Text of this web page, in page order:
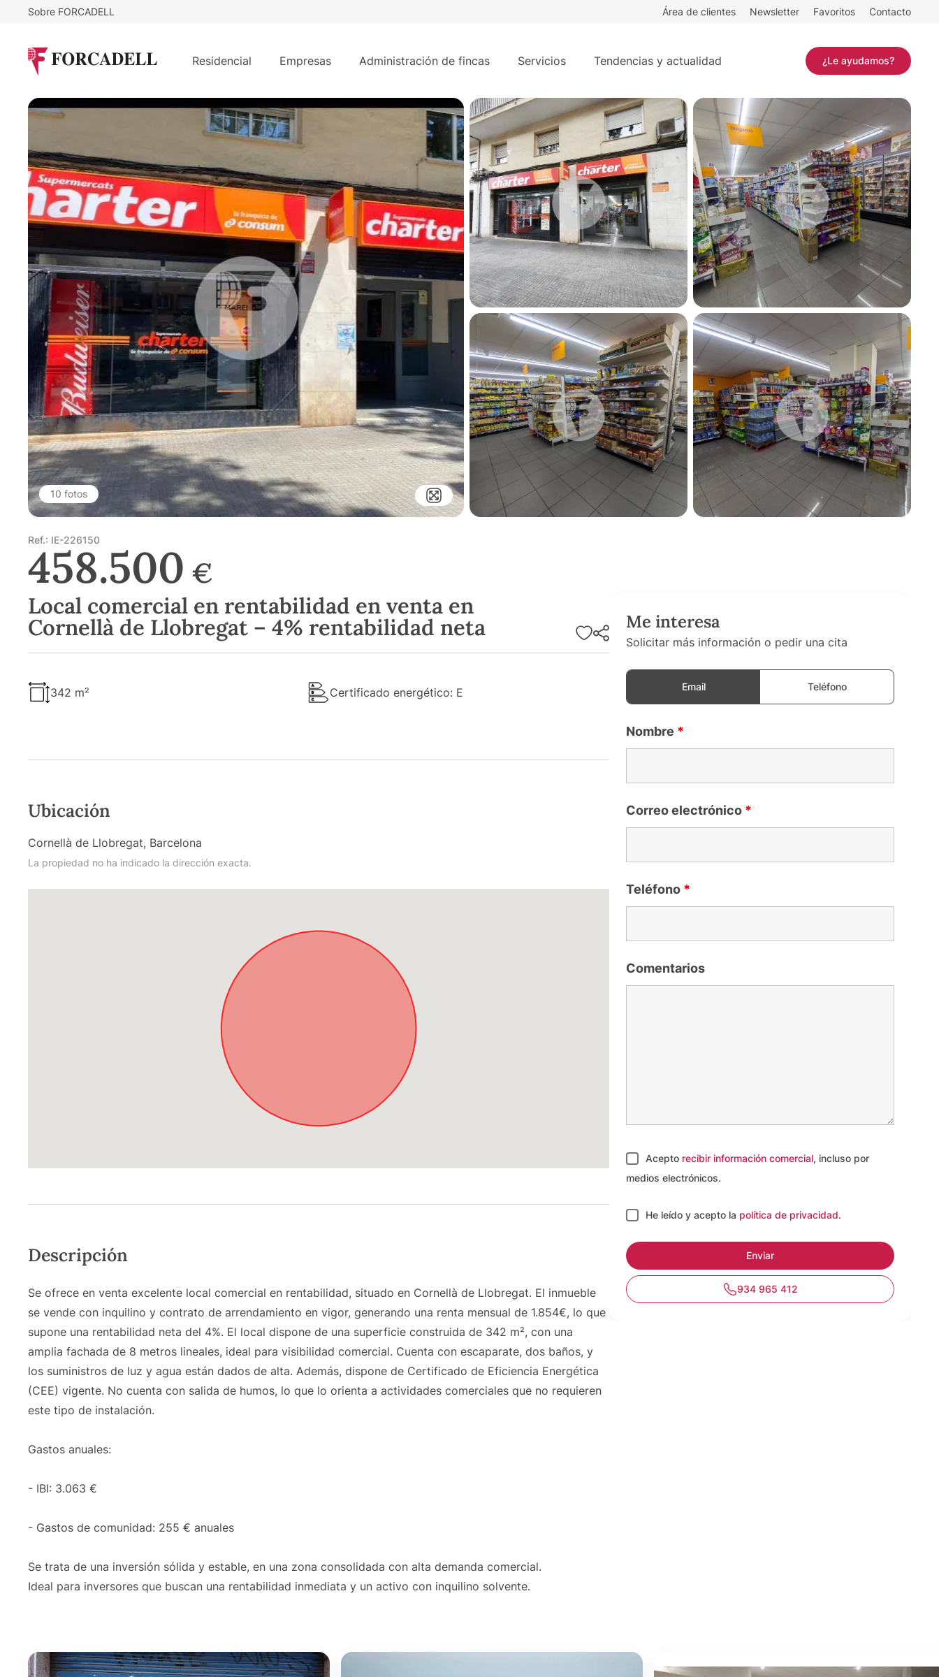
Sobre FORCADELL Área de clientes Newsletter Favoritos Contacto
Residencial Empresas Administración de fincas Servicios Tendencias y actualidad ¿Le ayudamos?
Local comercial en rentabilidad en venta en Cornellà de Llobregat – 4% rentabilidad neta
10 fotos
Ref.: IE-226150
458.500 €
Local comercial en rentabilidad en venta en
Cornellà de Llobregat – 4% rentabilidad neta
342 m² Certificado energético: E
Ubicación
Cornellà de Llobregat, Barcelona
La propiedad no ha indicado la dirección exacta.
Descripción
Se ofrece en venta excelente local comercial en rentabilidad, situado en Cornellà de Llobregat. El inmueble
se vende con inquilino y contrato de arrendamiento en vigor, generando una renta mensual de 1.854€, lo que
supone una rentabilidad neta del 4%. El local dispone de una superficie construida de 342 m², con una
amplia fachada de 8 metros lineales, ideal para visibilidad comercial. Cuenta con escaparate, dos baños, y
los suministros de luz y agua están dados de alta. Además, dispone de Certificado de Eficiencia Energética
(CEE) vigente. No cuenta con salida de humos, lo que lo orienta a actividades comerciales que no requieren
este tipo de instalación.
Gastos anuales:
- IBI: 3.063 €
- Gastos de comunidad: 255 € anuales
Se trata de una inversión sólida y estable, en una zona consolidada con alta demanda comercial.
Ideal para inversores que buscan una rentabilidad inmediata y un activo con inquilino solvente.
Me interesa
Solicitar más información o pedir una cita
Email Teléfono
Nombre *
Correo electrónico *
Teléfono *
Comentarios
Acepto recibir información comercial, incluso por
medios electrónicos.
He leído y acepto la política de privacidad.
934 965 412